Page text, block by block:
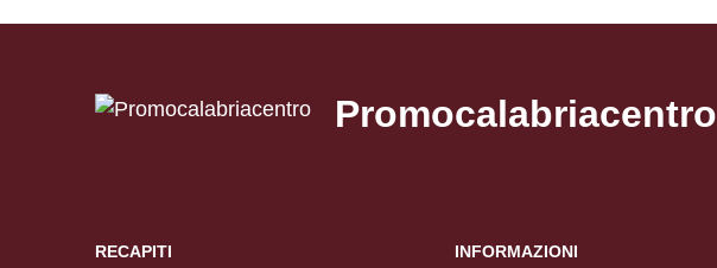
Promocalabriacentro
RECAPITI INFORMAZIONI